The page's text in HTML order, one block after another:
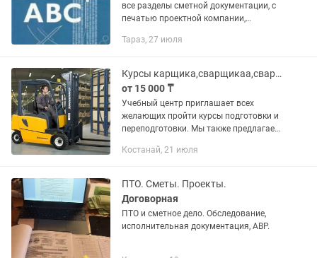
все разделы сметной документации, с
печатью проектной компании,
выполненных работ, форма 2,3,
Тараз, 27 июля
Курсы карщика,сварщикаа,сварщик-аргонщика,электрика,автоэлектрика
от 15 000 ₸
Учебный центр приглашает всех
желающих пройти курсы подготовки и
переподготовки. Мы также предлагаем
по выбранной специальности,
Костанай, 21 июля
ПТО. Сметы. Проекты.
Договорная
ПТО и сметное дело. Обследование,
исполнительная документация, АВР.